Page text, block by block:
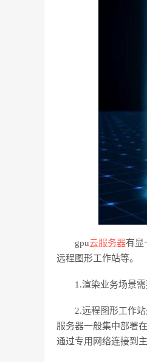
gpu云服务器有显
远程图形工作站等。
1.渲染业务场景
2.远程图形工作
服务器一般集中部署
通过专用网络连接到